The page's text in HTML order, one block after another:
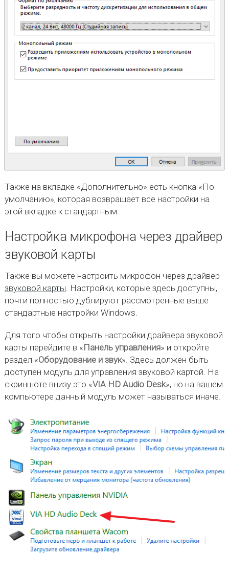
Также на вкладке «Дополнительно» есть кнопка «По
умолчанию», которая возвращает все настройки на
этой вкладке к стандартным.
Настройка микрофона через драйвер
звуковой карты
Также вы можете настроить микрофон через драйвер
звуковой карты . Настройки, которые здесь доступны,
почти полностью дублируют рассмотренные выше
стандартные настройки Windows.
Для того чтобы открыть настройки драйвера звуковой
карты перейдите в «Панель управления» и откройте
раздел «Оборудование и звук». Здесь должен быть
доступен модуль для управления звуковой картой. На
скриншоте внизу это «VIA HD Audio Desk», но на вашем
компьютере данный модуль может называться иначе.